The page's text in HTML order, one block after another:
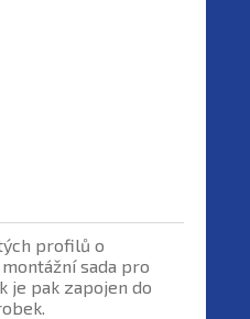
profilů o
sada pro
je pak zapojen do